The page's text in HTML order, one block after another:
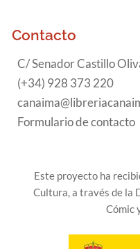
Contacto
C/ Senador Castillo
(+34) 928 373 220
Formulario de contacto
Este proyecto ha
Cultura, a través de la
Cómic